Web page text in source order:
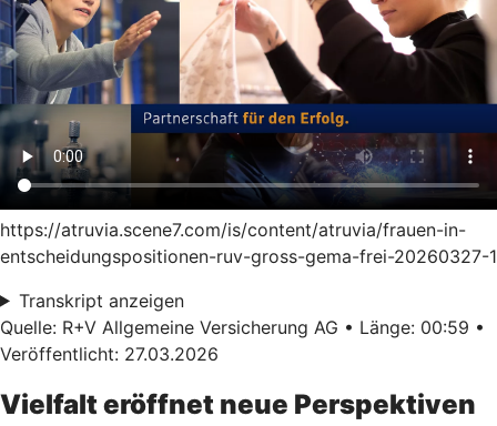
https://atruvia.scene7.com/is/content/atruvia/frauen-in-
entscheidungspositionen-ruv-gross-gema-frei-20260327-1
Transkript anzeigen
Quelle: R+V Allgemeine Versicherung AG • Länge: 00:59 •
Veröffentlicht: 27.03.2026
Vielfalt eröffnet neue Perspektiven